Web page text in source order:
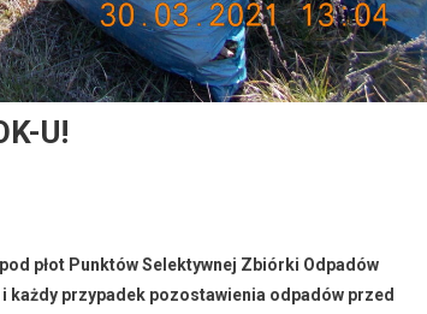
U!
płot Punktów Selektywnej Zbiórki Odpadów
każdy przypadek pozostawienia odpadów przed